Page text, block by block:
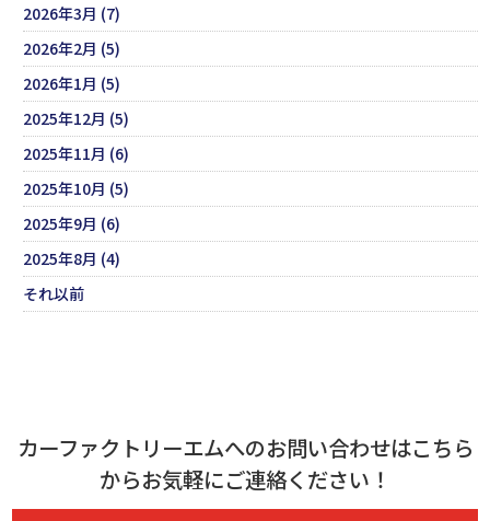
2026年3月 (7)
2026年2月 (5)
2026年1月 (5)
2025年12月 (5)
2025年11月 (6)
2025年10月 (5)
2025年9月 (6)
2025年8月 (4)
それ以前
カーファクトリーエムへのお問い合わせはこちら
からお気軽にご連絡ください！